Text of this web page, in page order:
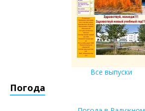
Все выпуски
Погода